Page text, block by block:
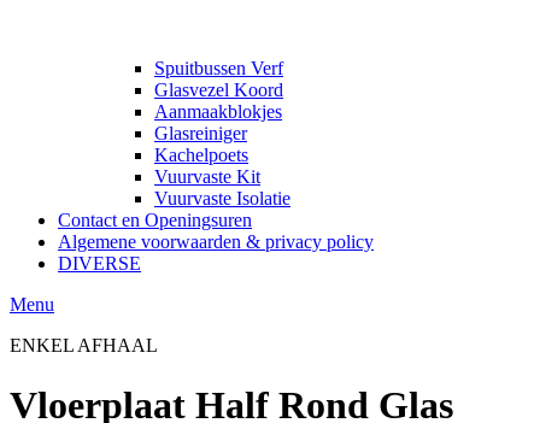
Spuitbussen Verf
Glasvezel Koord
Aanmaakblokjes
Glasreiniger
Kachelpoets
Vuurvaste Kit
Vuurvaste Isolatie
Contact en Openingsuren
Algemene voorwaarden & privacy policy
DIVERSE
Menu
ENKEL AFHAAL
Vloerplaat Half Rond Glas